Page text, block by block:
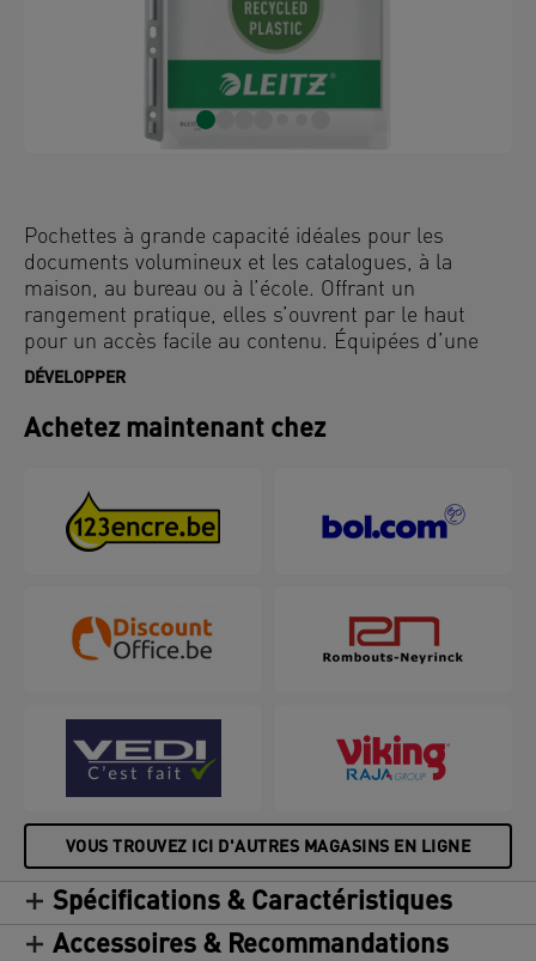
Pochettes à grande capacité idéales pour les
documents volumineux et les catalogues, à la
maison, au bureau ou à l’école. Offrant un
rangement pratique, elles s’ouvrent par le haut
pour un accès facile au contenu. Équipées d’une
bande de classement métallique universelle à 6
documents lourds en place. Capacité jusqu’à 200
que la finition transparente antireflet garantit une
lecture facile. Fabriquées en plastique PVC
contenant 48% de matière recyclée pré-
DÉVELOPPER
Achetez maintenant chez
VOUS TROUVEZ ICI D'AUTRES MAGASINS EN LIGNE
Spécifications & Caractéristiques
Accessoires & Recommandations